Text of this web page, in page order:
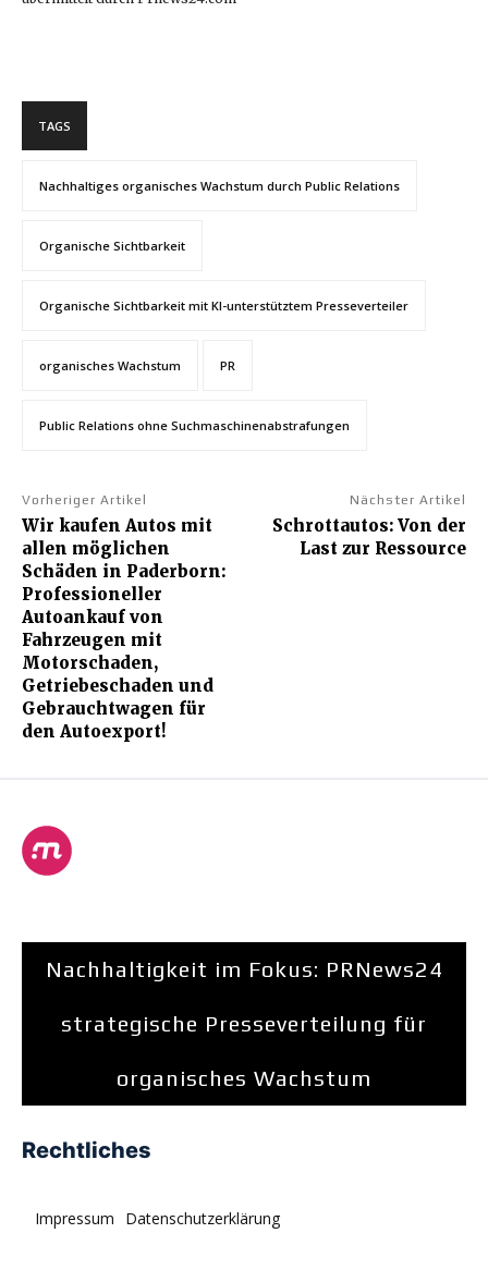
TAGS
Nachhaltiges organisches Wachstum durch Public Relations
Organische Sichtbarkeit
Organische Sichtbarkeit mit KI-unterstütztem Presseverteiler
organisches Wachstum PR
Public Relations ohne Suchmaschinenabstrafungen
Vorheriger Artikel
Wir kaufen Autos mit
allen möglichen
Schäden in Paderborn:
Professioneller
Autoankauf von
Fahrzeugen mit
Motorschaden,
Getriebeschaden und
Gebrauchtwagen für
den Autoexport!
Nächster Artikel
Schrottautos: Von der
Last zur Ressource
Nachhaltigkeit im Fokus: PRNews24
strategische Presseverteilung für
organisches Wachstum
Rechtliches
Impressum Datenschutzerklärung